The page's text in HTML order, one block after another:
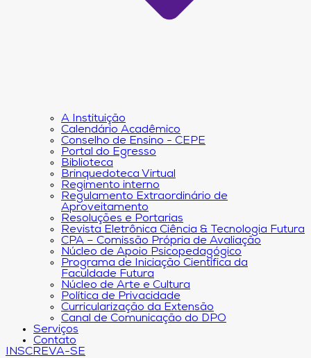
A Instituição
Calendário Acadêmico
Conselho de Ensino - CEPE
Portal do Egresso
Biblioteca
Brinquedoteca Virtual
Regimento interno
Regulamento Extraordinário de
Aproveitamento
Resoluções e Portarias
Revista Eletrônica Ciência & Tecnologia Futura
CPA – Comissão Própria de Avaliação
Núcleo de Apoio Psicopedagógico
Programa de Iniciação Científica da
Faculdade Futura
Núcleo de Arte e Cultura
Política de Privacidade
Curricularização da Extensão
Canal de Comunicação do DPO
Serviços
Contato
INSCREVA-SE